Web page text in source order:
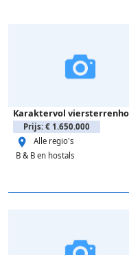
Prijs: € 1.650.000
Alle regio's
B & B en hostals